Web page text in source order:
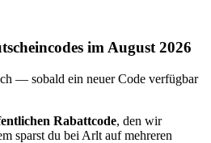
im August 2026
— sobald ein neuer Code verfügbar
Rabattcode, den wir
sparst du bei Arlt auf mehreren